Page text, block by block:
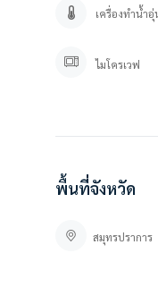
คุณภัทร 0 9 3 – 5 4 6
Line OA. :
เดอะพาร์คแลนด์ศรีนค
555 ถ. ลาซาล ตำบล
https://
เครื่องทำน้ำอุ่
ไมโครเวฟ
พื้นที่จังหวัด
สมุทรปราการ